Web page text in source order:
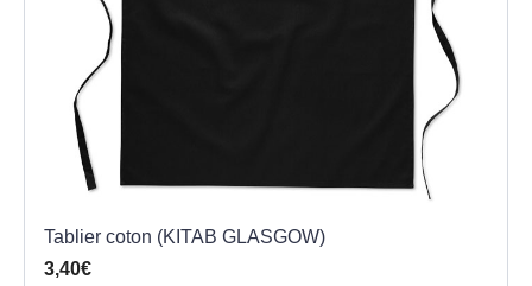
Tablier coton (KITAB GLASGOW)
3,40€